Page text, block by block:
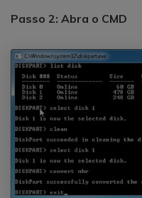
Passo 2: Abra o CMD